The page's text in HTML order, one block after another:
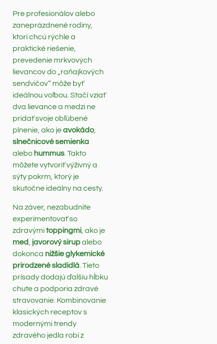
Pre profesionálov alebo
zaneprázdnené rodiny,
ktorí chcú rýchle a
praktické riešenie,
prevedenie mrkvových
lievancov do „raňajkových
sendvičov“ môže byť
ideálnou voľbou. Stačí vziať
dva lievance a medzi ne
pridať svoje obľúbené
plnenie, ako jeavokádo,
slnečnicové semienka
alebo hummus. Takto
môžete vytvoriť výživný a
sýty pokrm, ktorý je
skutočne ideálny na cesty.
Na záver, nezabudnite
experimentovať so
zdravýmitoppingmi , ako je
med
javorový sirupalebo
dokonca nižšie glykemické
prirodzené sladidlá . Tieto
prísady dodajú ďalšiu hĺbku
chute a podporia zdravé
stravovanie. Kombinovanie
klasických receptov s
modernými trendy
zdravého jedla robí z